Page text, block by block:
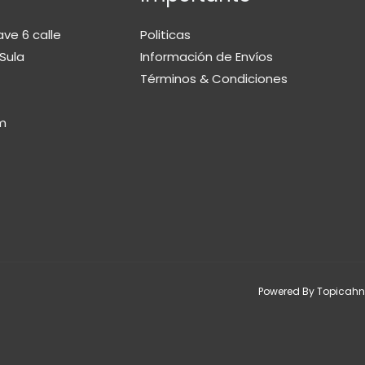
6 calle
Politicas
Información de Envíos
Términos & Condiciones
Powered By Topicahn